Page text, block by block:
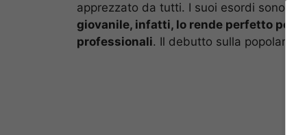
apprezzato da tutti. I suoi esordi sono in
giovanile, infatti, lo rende perfetto per
professionali. Il debutto sulla popolare